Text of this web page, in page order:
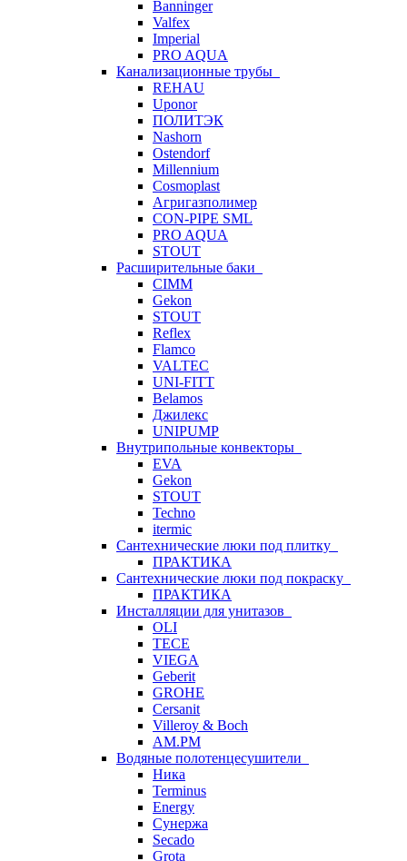
Banninger
Valfex
Imperial
PRO AQUA
Канализационные трубы
REHAU
Uponor
ПОЛИТЭК
Nashorn
Ostendorf
Millennium
Cosmoplast
Агригазполимер
CON-PIPE SML
PRO AQUA
STOUT
Расширительные баки
CIMM
Gekon
STOUT
Reflex
Flamco
VALTEC
UNI-FITT
Belamos
Джилекс
UNIPUMP
Внутрипольные конвекторы
EVA
Gekon
STOUT
Techno
itermic
Сантехнические люки под плитку
ПРАКТИКА
Сантехнические люки под покраску
ПРАКТИКА
Инсталляции для унитазов
OLI
TECE
VIEGA
Geberit
GROHE
Cersanit
Villeroy & Boch
AM.PM
Водяные полотенцесушители
Ника
Terminus
Energy
Сунержа
Secado
Grota